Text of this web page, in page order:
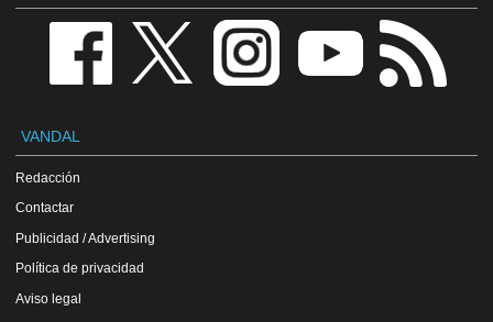
VANDAL
Redacción
Contactar
Publicidad / Advertising
Política de privacidad
Aviso legal